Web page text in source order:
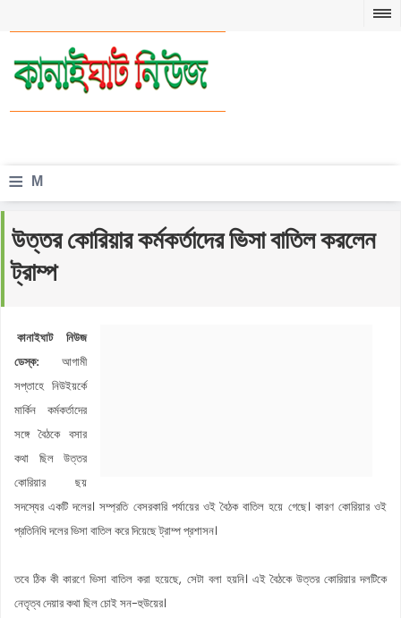
≡ M
n
u
উত্তর কোরিয়ার কর্মকর্তাদের ভিসা বাতিল করলেন
ট্রাম্প
কানাইঘাট নিউজ
ডেস্ক:
আগামী
সপ্তাহে নিউইয়র্কে
মার্কিন কর্মকর্তাদের
সঙ্গে বৈঠকে বসার
কথা ছিল উত্তর
কোরিয়ার ছয়
সদস্যের একটি দলের। সম্প্রতি বেসরকারি পর্যায়ের ওই বৈঠক বাতিল হয়ে গেছে। কারণ কোরিয়ার ওই
প্রতিনিধি দলের ভিসা বাতিল করে দিয়েছে ট্রাম্প প্রশাসন।
তবে ঠিক কী কারণে ভিসা বাতিল করা হয়েছে, সেটা বলা হয়নি। এই বৈঠকে উত্তর কোরিয়ার দলটিকে
নেতৃত্ব দেয়ার কথা ছিল চোই সন-হুউয়ের।